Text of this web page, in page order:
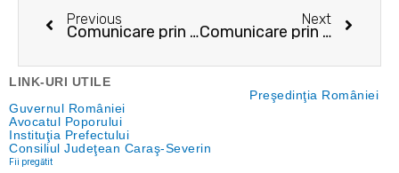
Previous
Comunicare prin publicitate – 13.07.2022
Next
Comunicare prin publicitate – 19.08.2022
LINK-URI UTILE
Preşedinţia României
Guvernul României
Avocatul Poporului
Instituţia Prefectului
Consiliul Judeţean Caraş-Severin
Fii pregătit